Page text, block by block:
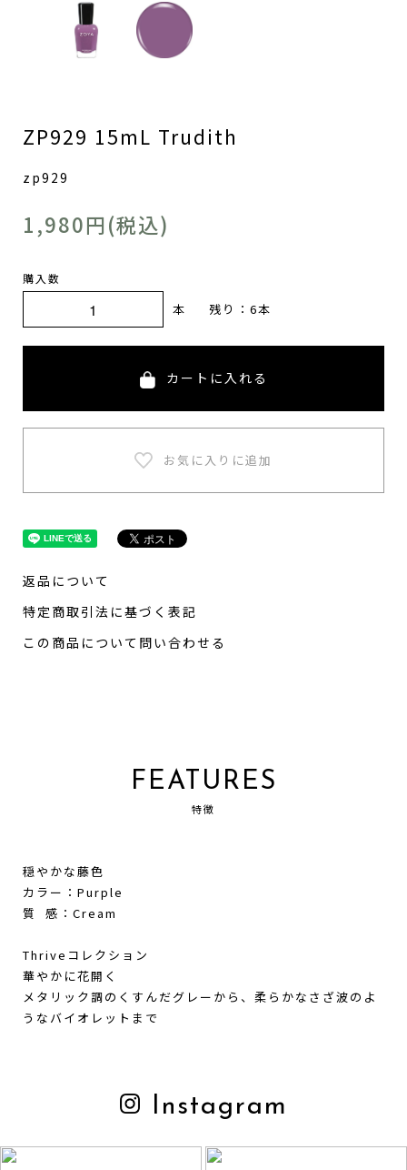
ZP929 15mL Trudith
zp929
1,980円(税込)
購入数
本 残り：6本
カートに入れる
返品について
特定商取引法に基づく表記
この商品について問い合わせる
FEATURES
特徴
穏やかな藤色
カラー：Purple
質 感：Cream
Thriveコレクション
華やかに花開く
メタリック調のくすんだグレーから、柔らかなさざ波のよ
うなバイオレットまで
Instagram